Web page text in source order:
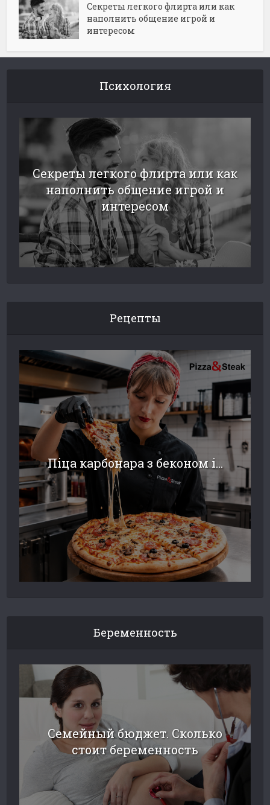
Секреты легкого флирта или как
наполнить общение игрой и
интересом
Психология
Секреты легкого флирта или как
наполнить общение игрой и
интересом
Рецепты
Піца карбонара з беконом і...
Беременность
Семейный бюджет. Сколько
стоит беременность